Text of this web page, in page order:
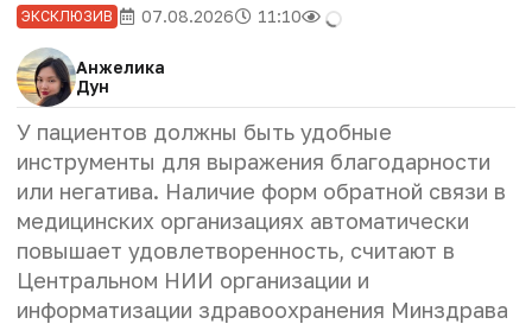
ЭКСКЛЮЗИВ 07.08.2026 11:10
Анжелика
Дун
У пациентов должны быть удобные
инструменты для выражения благодарности
или негатива. Наличие форм обратной связи в
медицинских организациях автоматически
повышает удовлетворенность, считают в
Центральном НИИ организации и
информатизации здравоохранения Минздрава